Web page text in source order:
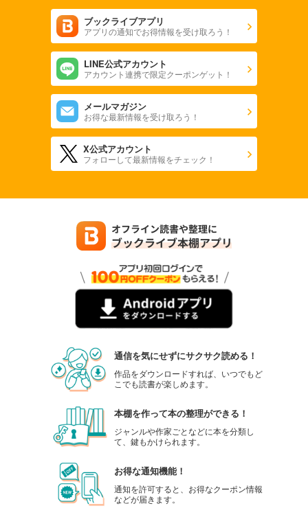
ブックライブアプリ
アプリの通知でお得情報を受け取ろう！
LINE公式アカウント
アカウント連携で限定クーポンゲット！
メールマガジン
お得な最新情報を受け取ろう！
X公式アカウント
フォローして最新情報をチェック！
通信を気にせずにサクサク読める！
作品をダウンロードすれば、いつでもど
こでも読書が楽しめます。
本棚を作って本の整理ができる！
ジャンルや作家ごとなどに本を分類し
て、鍵もかけられます。
お得な通知機能！
通知を許可すると、お得なクーポン情報
などが届きます。